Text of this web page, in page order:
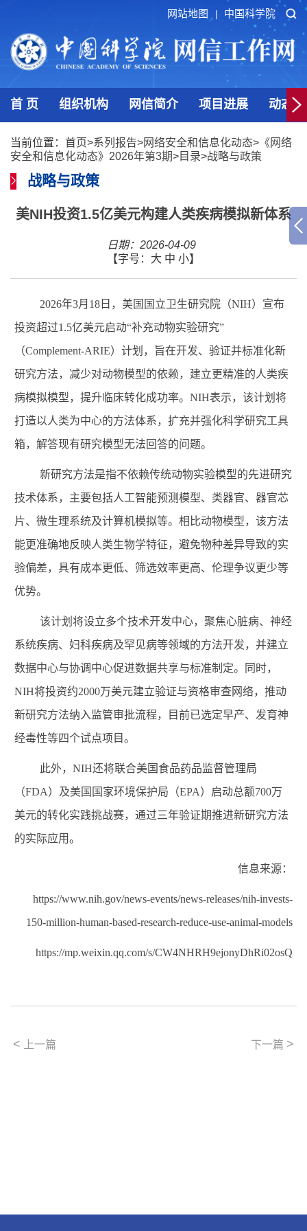
网站地图 中国科学院
首 页 组织机构 网信简介 项目进展 动态
当前位置： 首页>系列报告>网络安全和信息化动态> 《网络
安全和信息化动态》2026年第3期>目录>战略与政策
战略与政策
美NIH投资1.5亿美元构建人类疾病模拟新体系
日期：2026-04-09
【字号： 大 中 小】
2026年3月 18 日，美国国立卫生研究院（NIH）宣布
投资超过1.5亿美元启动“补充动物实验研究”
（Complement-ARIE）计划，旨在开发、验证并标准化新
研究方法，减少对动物模型的依赖，建立更精准的人类疾
病模拟模型，提升临床转化成功率。 NIH表示，该计划将
打造以人类为中心的方法体系，扩充并强化科学研究工具
箱，解答现有研究模型无法回答的问题。
新研究方法是指不依赖传统动物实验模型的先进研究
技术体系，主要包括人工智能预测模型、类器官、器官芯
片、微生理系统及计算机模拟等。相比动物模型，该方法
能更准确地反映人类生物学特征，避免物种差异导致的实
验偏差，具有成本更低、筛选效率更高、伦理争议更少等
优势。
该计划将设立多个技术开发中心，聚焦心脏病、神经
系统疾病、妇科疾病及罕见病等领域的方法开发，并建立
数据中心与协调中心促进数据共享与标准制定。同时，
NIH将投资约2000万美元建立验证与资格审查网络，推动
新研究方法纳入监管审批流程，目前已选定早产、发育神
经毒性等四个试点项目。
此外， NIH还将联合美国食品药品监督管理局
（FDA）及美国国家环境保护局（EPA）启动总额700万
美元的转化实践挑战赛，通过三年验证期推进新研究方法
的实际应用。
信息来源：
https://www.nih.gov/news-events/news-releases/nih-invests-
150-million-human-based-research-reduce-use-animal-models
https://mp.weixin.qq.com/s/CW4NHRH9ejonyDhRi02osQ
< 上一篇 下一篇 >